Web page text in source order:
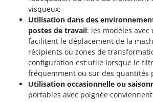
visqueux;
Utilisation dans des
postes de travail: les modèles
facilitent le déplacement de la
récipients ou zones de
configuration est utile lorsque le
fréquemment ou sur des quantités
Utilisation occasionnelle ou
portables avec poignée